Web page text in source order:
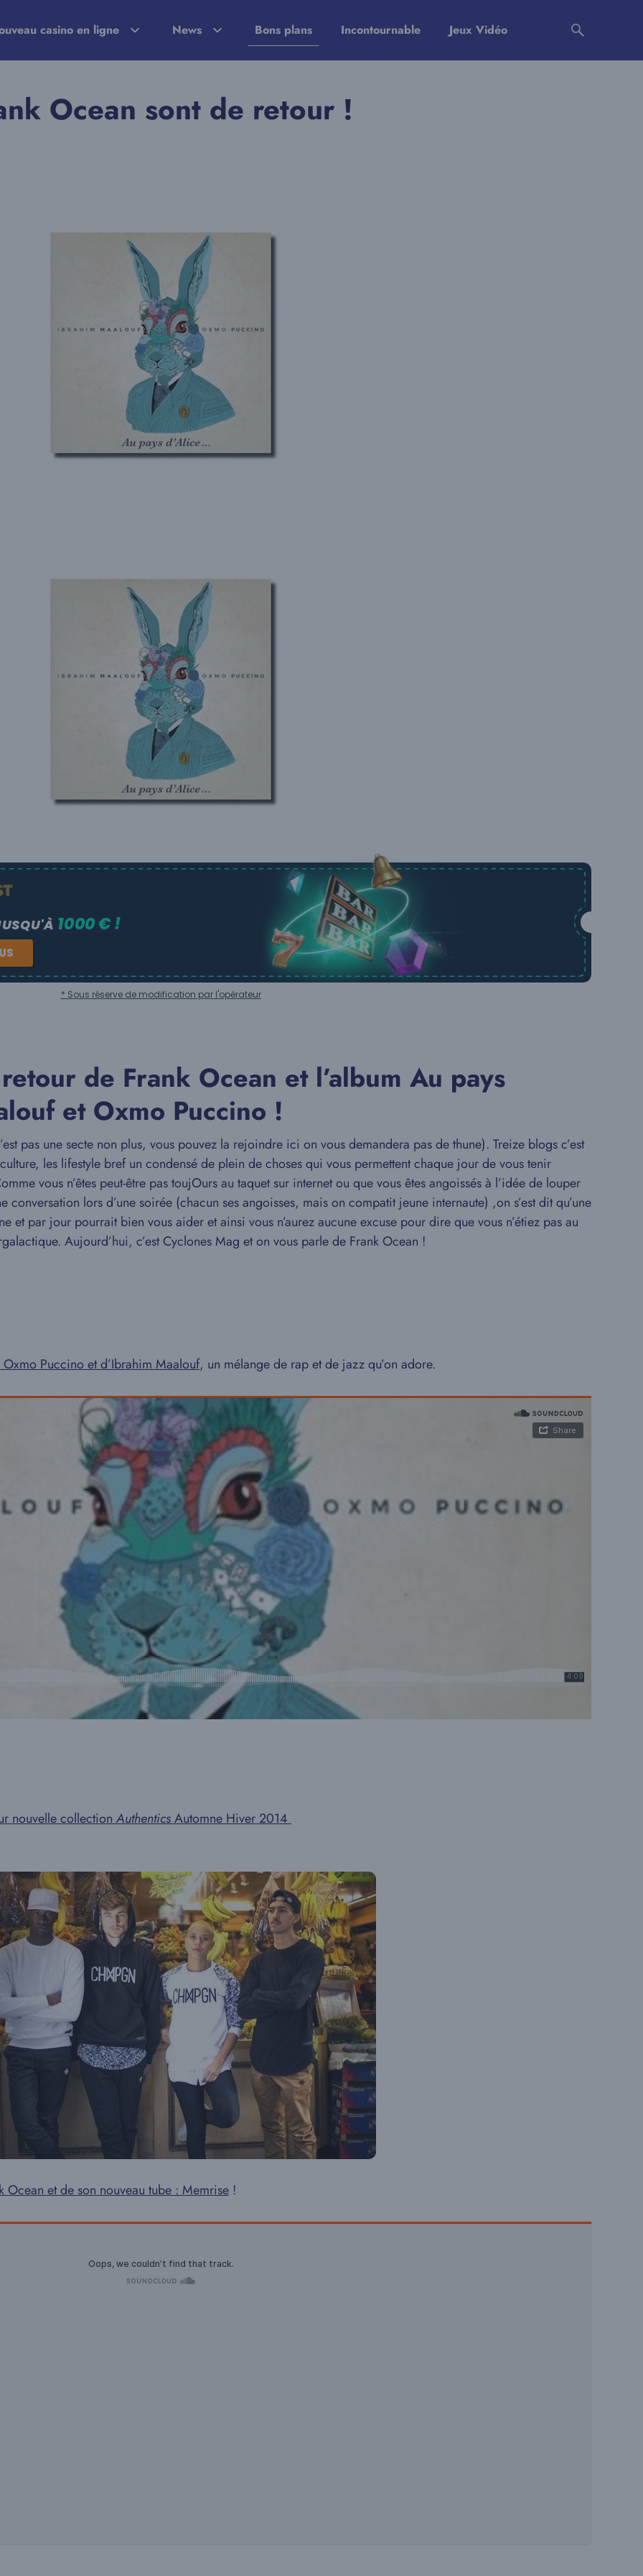
casino en ligne News Bons plans Incontournable Jeux Vidéo
Ocean sont de retour !
1000 € !
* Sous réserve de modification par l'opérateur
de Frank Ocean et l’album Au pays
et Oxmo Puccino !
pas une secte non plus, vous pouvez la rejoindre ici on vous demandera pas de thune). Treize blogs c’est
les lifestyle bref un condensé de plein de choses qui vous permettent chaque jour de vous tenir
vous n’êtes peut-être pas toujOurs au taquet sur internet ou que vous êtes angoissés à l’idée de louper
conversation lors d’une soirée (chacun ses angoisses, mais on compatit jeune internaute) ,on s’est dit qu’une
et par jour pourrait bien vous aider et ainsi vous n’aurez aucune excuse pour dire que vous n’étiez pas au
Aujourd’hui, c’est Cyclones Mag et on vous parle de Frank Ocean !
Oxmo Puccino et d’Ibrahim Maalouf, un mélange de rap et de jazz qu’on adore.
nouvelle collection AuthenticsAutomne Hiver 2014
Ocean et de son nouveau tube : Memrise !